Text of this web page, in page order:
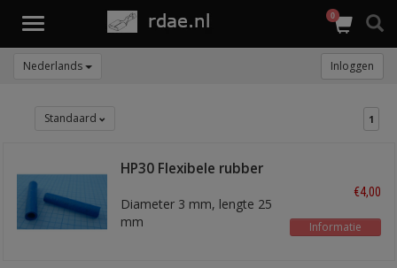
Toggle
0
Nederlands Inloggen
Standaard 1
HP30 Flexibele rubber
Diameter 3 mm, lengte 25
mm
€4,00
Informatie